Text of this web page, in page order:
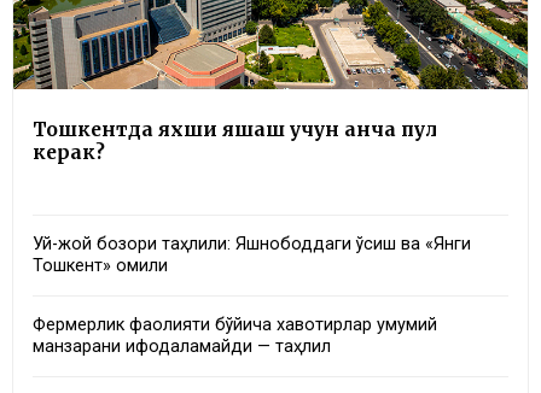
Тошкентда яхши яшаш учун қанча пул
керак?
Уй-жой бозори таҳлили: Яшнободдаги ўсиш ва «Янги
Тошкент» омили
Фермерлик фаолияти бўйича хавотирлар умумий
манзарани ифодаламайди — таҳлил